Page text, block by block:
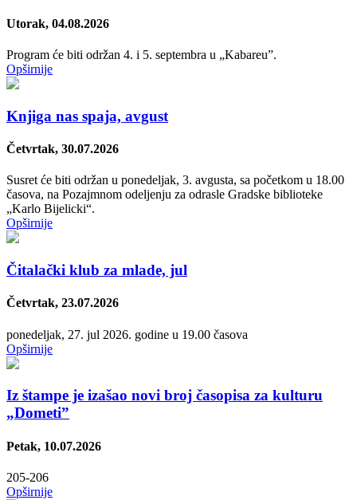
Utorak, 04.08.2026
Program će biti održan 4. i 5. septembra u „Kabareu”.
Opširnije
Knjiga nas spaja, avgust
Četvrtak, 30.07.2026
Susret će biti održan u ponedelјak, 3. avgusta, sa početkom u 18.00
časova, na Pozajmnom odelјenju za odrasle Gradske biblioteke
„Karlo Bijelicki“.
Opširnije
Čitalački klub za mlade, jul
Četvrtak, 23.07.2026
ponedeljak, 27. jul 2026. godine u 19.00 časova
Opširnije
Iz štampe je izašao novi broj časopisa za kulturu
„Dometi”
Petak, 10.07.2026
205-206
Opširnije